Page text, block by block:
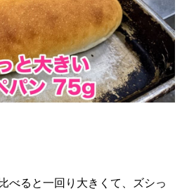
べると一回り大きくて、ズシっ